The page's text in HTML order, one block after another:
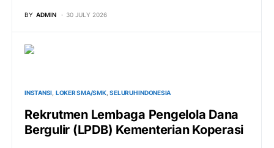
BY ADMIN 30 JULY 2026
INSTANSI LOKER SMA/SMK SELURUH INDONESIA
Rekrutmen Lembaga Pengelola Dana
Bergulir (LPDB) Kementerian Koperasi